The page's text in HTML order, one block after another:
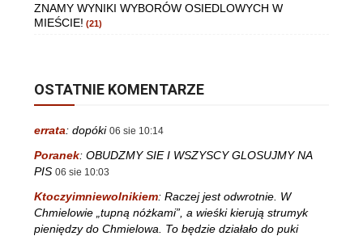
ZNAMY WYNIKI WYBORÓW OSIEDLOWYCH W
MIEŚCIE! (21)
OSTATNIE KOMENTARZE
errata: dopóki 06 sie 10:14
Poranek: OBUDZMY SIE I WSZYSCY GLOSUJMY NA
PIS 06 sie 10:03
Ktoczyimniewolnikiem: Raczej jest odwrotnie. W
Chmielowie „tupną nóżkami”, a wieśki kierują strumyk
pieniędzy do Chmielowa. To będzie działało do puki